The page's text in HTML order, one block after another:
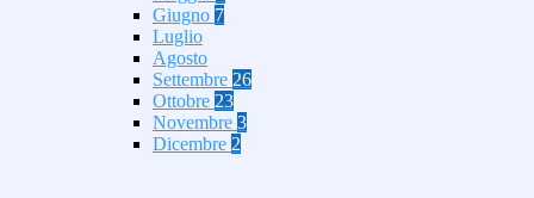
Giugno 7
Luglio
Agosto
Settembre 26
Ottobre 23
Novembre 3
Dicembre 2